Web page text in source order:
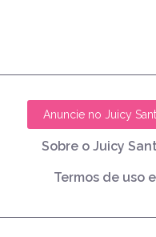
Anuncie no Juicy
Sobre o Juicy
Termos de uso